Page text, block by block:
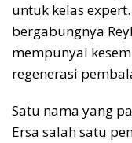
untuk kelas
bergabungnya
mempunyai
regenerasi
Satu nama yang
Ersa salah satu